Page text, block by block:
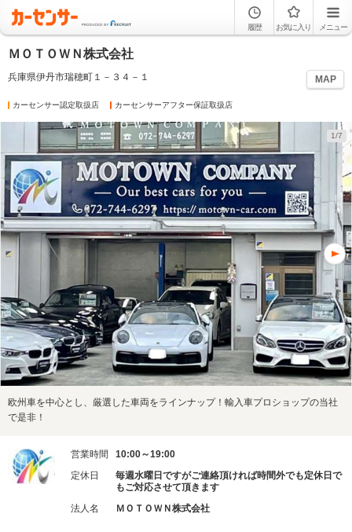
履歴 お気に入り メニュー
ＭＯＴＯＷＮ株式会社
兵庫県伊丹市瑞穂町１－３４－１ MAP
カーセンサー認定取扱店 カーセンサーアフター保証取扱店
1/7
欧州車を中心とし、厳選した車両をラインナップ！輸入車プロショップの当社
で是非！
営業時間
10:00～19:00
定休日
毎週水曜日ですがご連絡頂ければ時間外でも定休日で
もご対応させて頂きます
法人名
ＭＯＴＯＷＮ株式会社